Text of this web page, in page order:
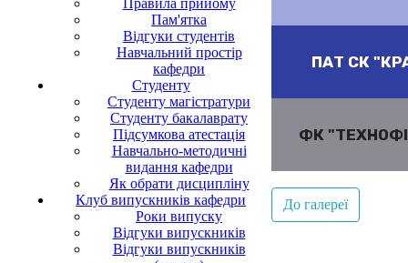
Правила прийому
Пам'ятка
Відгуки студентів
Навчальний простір
кафедри
Студенту
Cтуденту магістратури
Студенту бакалаврату
Підсумкова атестація
Навчально-методичні
видання кафедри
Як обрати дисципліну
Клуб випускників кафедри
Роки випуску
Відгуки випускників
Відгуки випускників
ПАТ СК
ФК
До галереї